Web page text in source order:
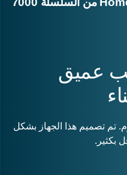
عميق
تم تصميم هذا الجهاز بشكل
بكثير.